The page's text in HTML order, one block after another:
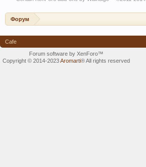
Форум
Cafe
Forum software by XenForo™
Copyright © 2014-2023Aromarti®All rights reserved